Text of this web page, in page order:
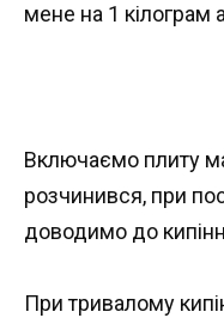
мене на 1 кілограм
Включаємо плиту
розчинився, при
доводимо до
При тривалому